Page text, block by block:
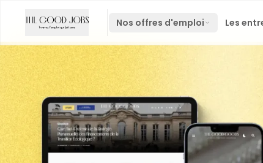
Nos offres d'emploi Les